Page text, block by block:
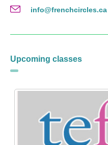
info@frenchcircles.ca
Upcoming classes